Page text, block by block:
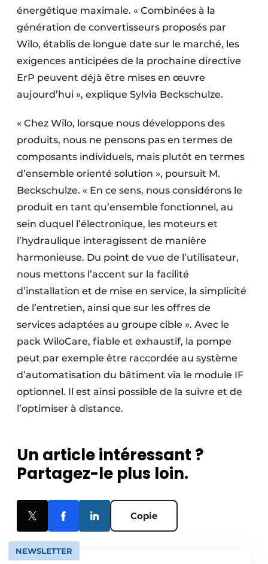
énergétique maximale. « Combinées à la
génération de convertisseurs proposés par
Wilo, établis de longue date sur le marché, les
exigences anticipées de la prochaine directive
ErP peuvent déjà être mises en œuvre
aujourd’hui », explique Sylvia Beckschulze.
« Chez Wilo, lorsque nous développons des
produits, nous ne pensons pas en termes de
composants individuels, mais plutôt en termes
d’ensemble orienté solution », poursuit M.
Beckschulze. « En ce sens, nous considérons le
produit en tant qu’ensemble fonctionnel, au
sein duquel l’électronique, les moteurs et
l’hydraulique interagissent de manière
harmonieuse. Du point de vue de l’utilisateur,
nous mettons l’accent sur la facilité
d’installation et de mise en service, la simplicité
de l’entretien, ainsi que sur les offres de
services adaptées au groupe cible ». Avec le
pack WiloCare, fiable et exhaustif, la pompe
peut par exemple être raccordée au système
d’automatisation du bâtiment via le module IF
optionnel. Il est ainsi possible de la suivre et de
l’optimiser à distance.
Un article intéressant ?
Partagez-le plus loin.
Copie
NEWSLETTER